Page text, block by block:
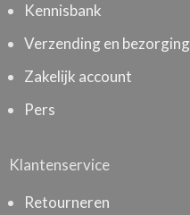
Kennisbank
Verzending en bezorging
Zakelijk account
Pers
Klantenservice
Retourneren